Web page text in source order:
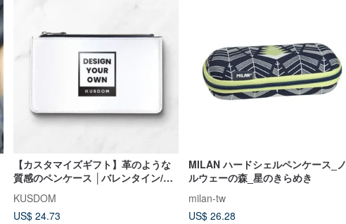
【カスタマイズギフト】革のような
質感のペンケース │バレンタイン/父
の日/誕生日/結婚式の引き出物
KUSDOM
US$ 24.73
MILAN ハードシェルペンケース_ノ
ルウェーの森_星のきらめき
milan-tw
US$ 26.28